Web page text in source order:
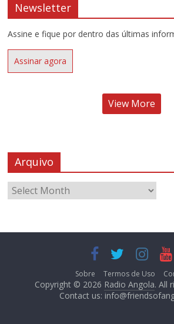
Newsletter
Assine e fique por dentro das últimas
Assinar agora
View More
Arquivo
Sobre Termos de Uso
Copyright © 2026 Radio Angola. All
Contact us: